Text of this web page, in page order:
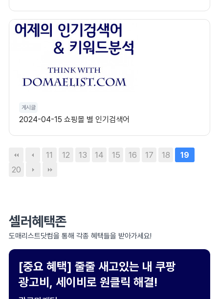
게시글
2024-04-15 쇼핑몰 별 인기검색어
11 12 13 14 15 16 17 18 19
20
셀러혜택존
도매리스트닷컴을 통해 각종 혜택들을 받아가세요!
[중요 혜택] 줄줄 새고있는 내 쿠팡
광고비, 세이비로 원클릭 해결!